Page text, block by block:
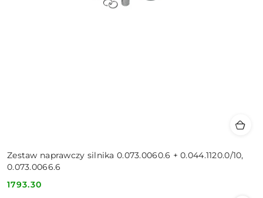
Zestaw naprawczy silnika 0.073.0060.6 + 0.044.1120.0/10,
0.073.0066.6
Cena:
1793.30